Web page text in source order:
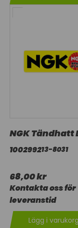
NGK Tändhatt
100299213-8031
68,00 kr
Kontakta oss för
leveranstid
Lägg i varukorg